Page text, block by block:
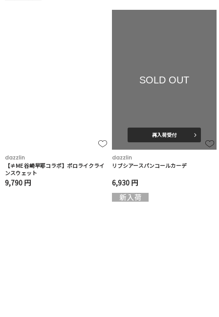
dazzlin
【≠ME 谷崎早耶コラボ】ポロライクライ
ンスウェット
9,790 円
SOLD OUT
再入荷受付
dazzlin
リブシアースパンコールカーデ
6,930 円